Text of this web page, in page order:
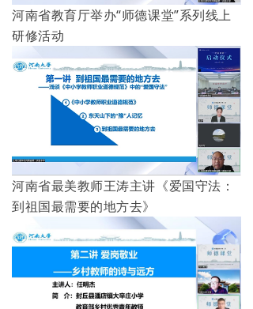
河南省教育厅举办“师德课堂”系列线上
研修活动
河南省最美教师王涛主讲《爱国守法：
到祖国最需要的地方去》